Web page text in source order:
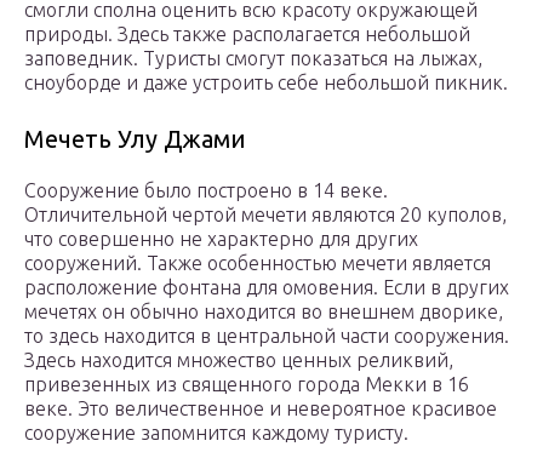
смогли сполна оценить всю красоту окружающей
природы. Здесь также располагается небольшой
заповедник. Туристы смогут показаться на лыжах,
сноуборде и даже устроить себе небольшой пикник.
Мечеть Улу Джами
Сооружение было построено в 14 веке.
Отличительной чертой мечети являются 20 куполов,
что совершенно не характерно для других
сооружений. Также особенностью мечети является
расположение фонтана для омовения. Если в других
мечетях он обычно находится во внешнем дворике,
то здесь находится в центральной части сооружения.
Здесь находится множество ценных реликвий,
привезенных из священного города Мекки в 16
веке. Это величественное и невероятное красивое
сооружение запомнится каждому туристу.